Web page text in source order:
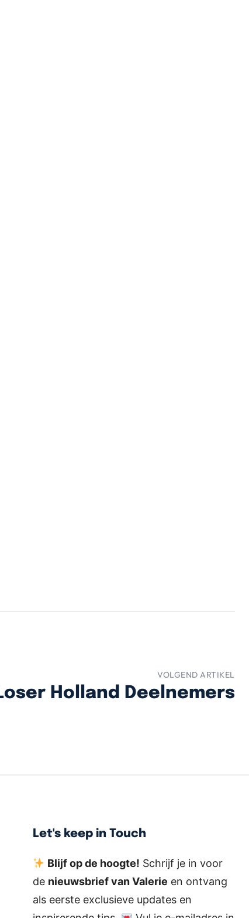
VOLGEND ARTIKEL
Holland Deelnemers
Let's keep in Touch
Blijf op de hoogte! Schrijf je in voor
de nieuwsbrief van Valerie en ontvang
als eerste exclusieve updates en